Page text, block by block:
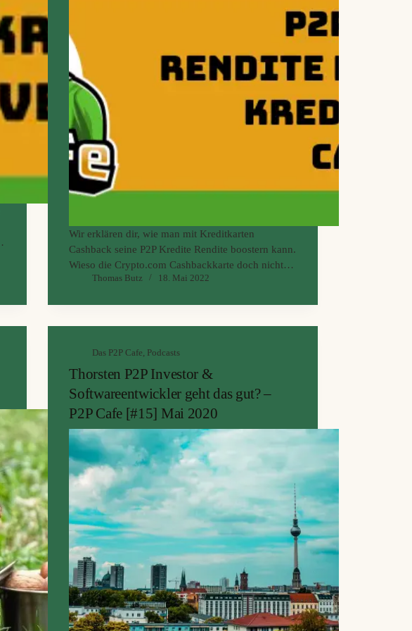
Wir erklären dir, wie man mit Kreditkarten
Cashback seine P2P Kredite Rendite boostern kann.
Wieso die Crypto.com Cashbackkarte doch nicht
am Ende ist und was wir von Crowdestor Flex
aktuell Moldawien. Das Interview von Johan
am Ende.
Thomas Butz 18. Mai 2022
Das P2P Cafe, Podcasts
Thorsten P2P Investor &
Softwareentwickler geht das gut? –
P2P Cafe [#15] Mai 2020